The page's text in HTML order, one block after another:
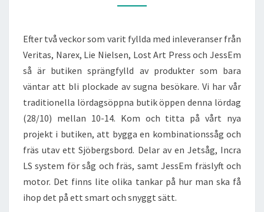
Efter två veckor som varit fyllda med inleveranser från
Veritas, Narex, Lie Nielsen, Lost Art Press och JessEm
så är butiken sprängfylld av produkter som bara
väntar att bli plockade av sugna besökare. Vi har vår
traditionella lördagsöppna butik öppen denna lördag
(28/10) mellan 10-14. Kom och titta på vårt nya
projekt i butiken, att bygga en kombinationssåg och
fräs utav ett Sjöbergsbord. Delar av en Jetsåg, Incra
LS system för såg och fräs, samt JessEm fräslyft och
motor. Det finns lite olika tankar på hur man ska få
ihop det på ett smart och snyggt sätt.